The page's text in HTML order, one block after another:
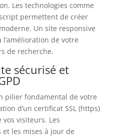
Les technologies comme
permettent de créer
Un site responsive
de votre
de recherche.
sécurisé et
pilier fondamental de votre
d’un certificat SSL (https)
visiteurs. Les
les mises à jour de